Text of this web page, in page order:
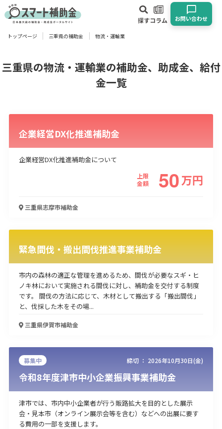
探すコラム お問い合わせ
対象
業種
卸売･小売業
飲食業
宿泊･旅館業
その他
経営改善・経営強化 販路拡大 海外展開 設備投資
起業・創業
事業承継 災害・被災者支援
コロナ関連
環境・省エネ
テレワーク
検索
トップページ 三重県の補助金 物流・運輸業
三重県の物流・運輸業の補助金、助成金、給付
金一覧
企業経営DX化推進補助金
企業経営DX化推進補助金について
上限
金額
50万円
三重県志摩市補助金
緊急間伐・搬出間伐推進事業補助金
市内の森林の適正な管理を進めるため、間伐が必要なスギ・ヒ
ノキ林において実施される間伐に対し、補助金を交付する制度
です。 間伐の方法に応じて、木材として搬出する「搬出間伐」
と、伐採した木をその場...
三重県伊賀市補助金
募集中 締切 ： 2026年10月30日(金)
令和8年度津市中小企業振興事業補助金
津市では、市内中小企業者が行う販路拡大を目的とした展示
会・見本市（オンライン展示会等を含む）などへの出展に要す
る費用の一部を支援します。